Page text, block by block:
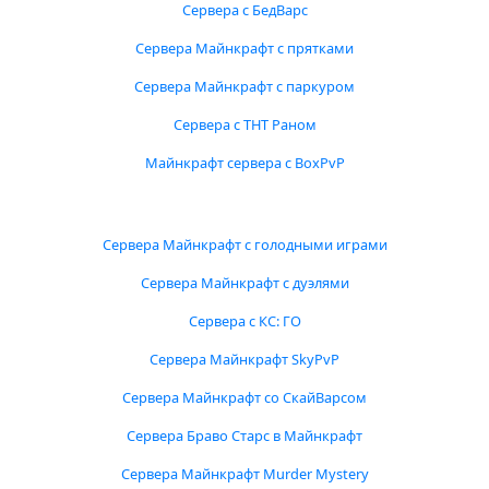
Сервера с БедВарс
Сервера Майнкрафт с прятками
Сервера Майнкрафт с паркуром
Сервера с ТНТ Раном
Майнкрафт сервера с BoxPvP
Сервера Майнкрафт с голодными играми
Сервера Майнкрафт с дуэлями
Сервера с КС: ГО
Сервера Майнкрафт SkyPvP
Сервера Майнкрафт со СкайВарсом
Сервера Браво Старс в Майнкрафт
Сервера Майнкрафт Murder Mystery